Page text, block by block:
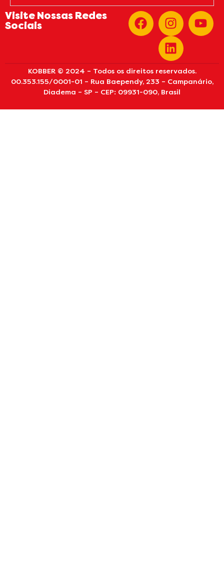
Visite Nossas Redes
Sociais
KOBBER © 2024 – Todos os direitos reservados.
00.353.155/0001-01 – Rua Baependy, 233 – Campanário,
Diadema – SP – CEP: 09931-090, Brasil